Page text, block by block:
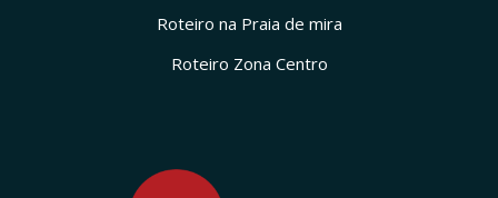
Roteiro na Praia de mira
Roteiro Zona Centro